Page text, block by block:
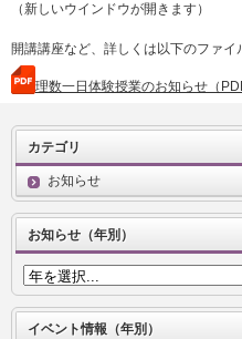
（新しいウインドウが開きます）
開講講座など、詳しくは以下のファイ
理数一日体験授業のお知らせ（
カテゴリ
お知らせ
お知らせ（年別）
イベント情報（年別）